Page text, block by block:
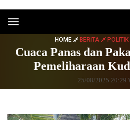
Toggle
navigation
HOME BERITA
Cuaca Panas dan
Pemeliharaan
25/08/2025 20:29